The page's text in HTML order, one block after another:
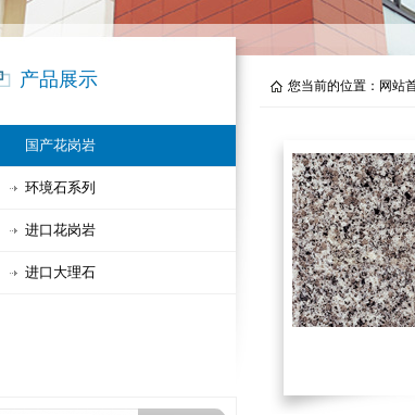
产品展示
国产花岗岩
环境石系列
进口花岗岩
进口大理石
您当前的位置： 网站